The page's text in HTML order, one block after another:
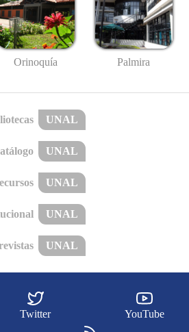
Orinoquía Palmira
UNAL
UNAL
UNAL
UNAL
UNAL
Twitter YouTube